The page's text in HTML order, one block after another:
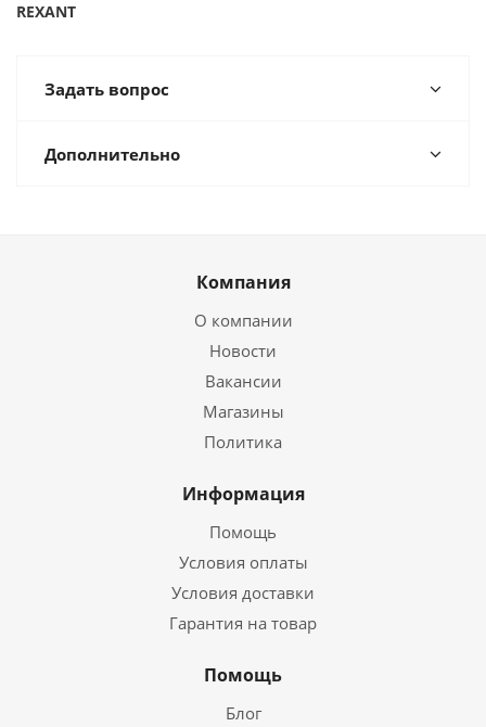
REXANT
Задать вопрос
Дополнительно
Компания
О компании
Новости
Вакансии
Магазины
Политика
Информация
Помощь
Условия оплаты
Условия доставки
Гарантия на товар
Помощь
Блог